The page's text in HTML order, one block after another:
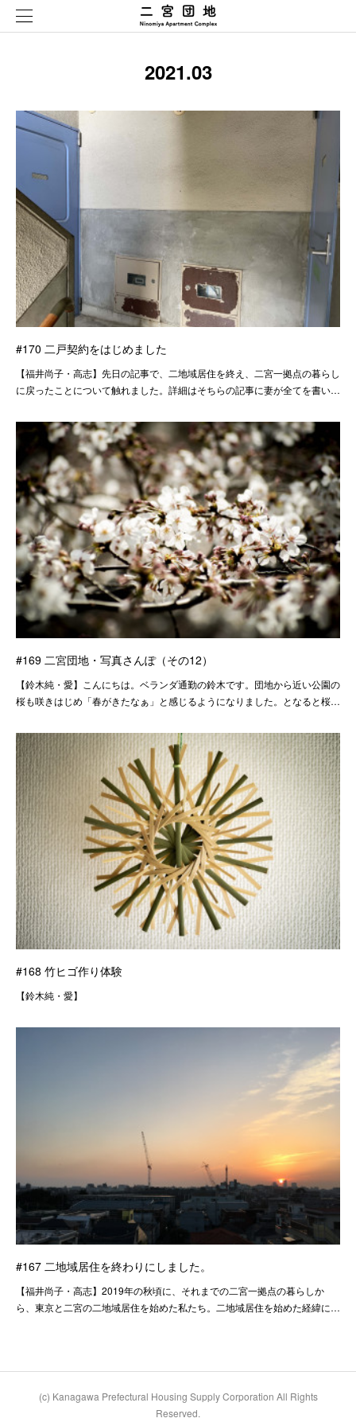
2021.03
#170 二戸契約をはじめました
【福井尚子・高志】先日の記事で、二地域居住を終え、二宮一拠点の暮らし
に戻ったことについて触れました。詳細はそちらの記事に妻が全てを書い…
#169 二宮団地・写真さんぽ（その12）
【鈴木純・愛】こんにちは。ベランダ通勤の鈴木です。団地から近い公園の
桜も咲きはじめ「春がきたなぁ」と感じるようになりました。となると桜…
#168 竹ヒゴ作り体験
【鈴木純・愛】
#167 二地域居住を終わりにしました。
【福井尚子・高志】2019年の秋頃に、それまでの二宮一拠点の暮らしか
ら、東京と二宮の二地域居住を始めた私たち。二地域居住を始めた経緯に…
(c) Kanagawa Prefectural Housing Supply Corporation All Rights
Reserved.